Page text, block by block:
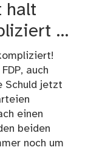
halt
…
auch
Schuld jetzt
einen
beiden
noch um